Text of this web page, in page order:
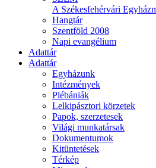
A Székesfehérvári
Hangtár
Szentföld 2008
Napi evangélium
Adattár
Adattár
Egyházunk
Intézmények
Plébániák
Lelkipásztori körzetek
Papok, szerzetesek
Világi munkatársak
Dokumentumok
Kitüntetések
Térkép